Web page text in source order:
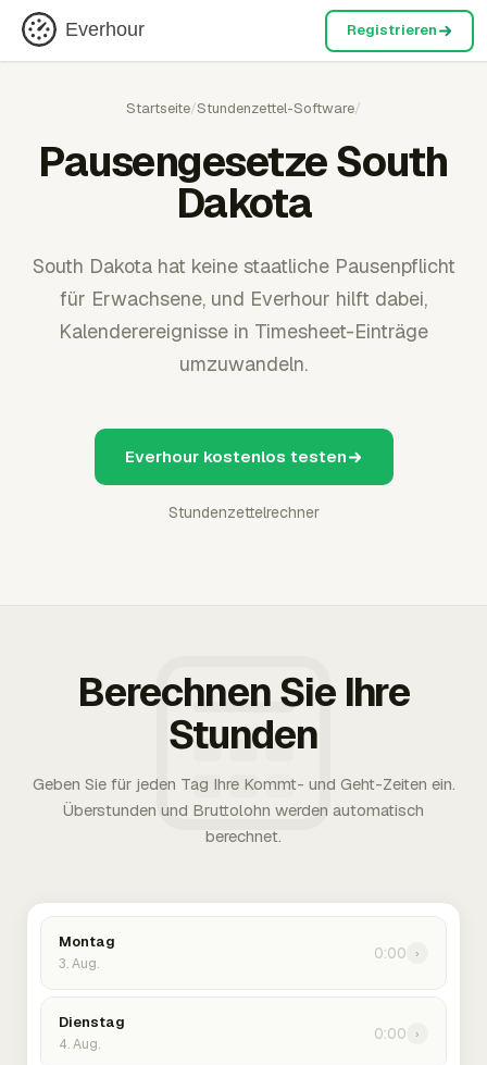
Everhour Registrieren
Startseite/Stundenzettel-Software/
Pausengesetze South
Dakota
South Dakota hat keine staatliche Pausenpflicht
für Erwachsene, und Everhour hilft dabei,
Kalenderereignisse in Timesheet-Einträge
umzuwandeln.
Everhour kostenlos testen
Stundenzettelrechner
Berechnen Sie Ihre
Stunden
Geben Sie für jeden Tag Ihre Kommt- und Geht-Zeiten ein.
Überstunden und Bruttolohn werden automatisch
berechnet.
Montag
3. Aug.
0:00 ›
Dienstag
4. Aug.
0:00 ›